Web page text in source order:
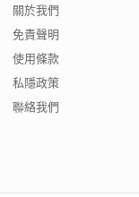
關於我們
免責聲明
使用條款
私隱政策
聯絡我們